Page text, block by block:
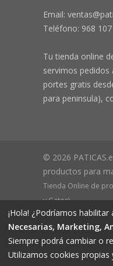
Email:
Teléfono: 968
Tu tienda online
servimos
portes gratis
para peninsula),
© 2026
productos para
Tienda Online de
y Gatos)
CIF B73648305
30570, Beniaján
Registro Mercantil
2719, Folio 76.
¡Hola! ¿Podríamos
Necesarias, Marketing,
Siempre podrá cambiar o
Utilizamos cookies propias